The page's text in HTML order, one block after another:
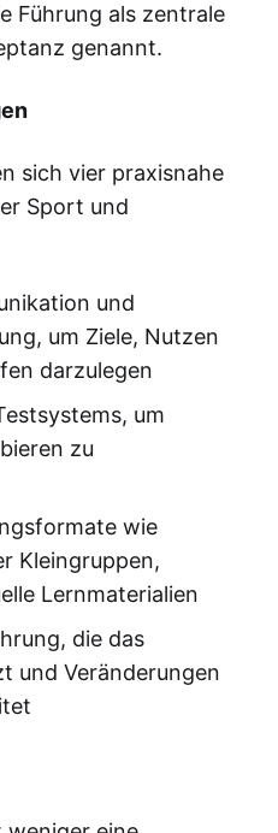
Führung als zentrale
genannt.
sich vier praxisnahe
Sport und
und
um Ziele, Nutzen
darzulegen
um
zu
wie
Kleingruppen,
Lernmaterialien
die das
und Veränderungen